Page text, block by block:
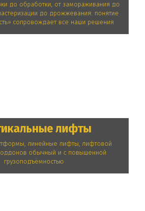
до обработки, от замораживания до
до дрожжевания: понятие
сопровождает все наши решения
лифты
линейные лифты, лифтовой
обычный и с повышенной
грузоподъёмностью